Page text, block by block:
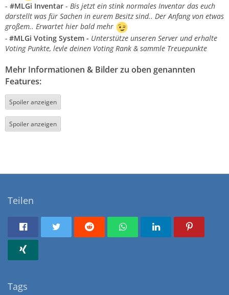
- #MLGi Inventar - Bis jetzt ein stink normales Inventar das euch
darstellt was für Sachen in eurem Besitz sind.. Der Anfang von etwas
großem.. Erwartet hier bald mehr
- #MLGi Voting System - Unterstütze unseren Server und erhalte
Voting Punkte, levle deinen Voting Rank & sammle Treuepunkte
Mehr Informationen & Bilder zu oben genannten
Features:
Spoiler anzeigen
Spoiler anzeigen
Teilen
Tags